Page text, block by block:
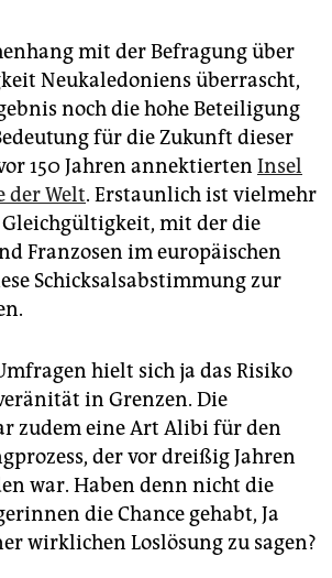
mit der Befragung über
Neukaledoniens überrascht,
noch die hohe Beteiligung
für die Zukunft dieser
150 Jahren annektierten Insel
der Welt. Erstaunlich ist vielmehr
mit der die
Franzosen im europäischen
Schicksalsabstimmung zur
hielt sich ja das Risiko
in Grenzen. Die
zudem eine Art Alibi für den
der vor dreißig Jahren
war. Haben denn nicht die
die Chance gehabt, Ja
wirklichen Loslösung zu sagen?